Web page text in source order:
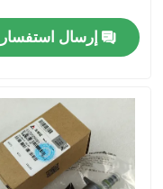
المنتجات
حول بنا
إرسال استفسار